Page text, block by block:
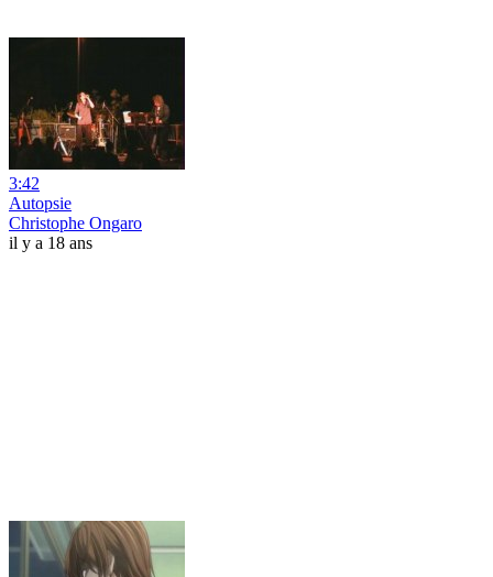
3:42
Autopsie
Christophe Ongaro
il y a 18 ans